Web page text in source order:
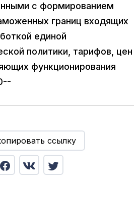
с формированием
границ входящих
единой
политики, тарифов, цен
функционирования
ссылку